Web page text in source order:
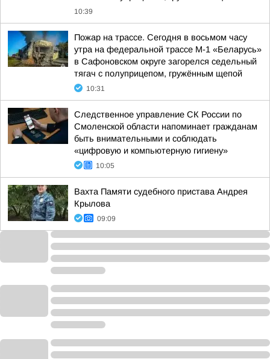
10:39
Пожар на трассе. Сегодня в восьмом часу
утра на федеральной трассе М-1 «Беларусь»
в Сафоновском округе загорелся седельный
тягач с полуприцепом, гружённым щепой
10:31
Следственное управление СК России по
Смоленской области напоминает гражданам
быть внимательными и соблюдать
«цифровую и компьютерную гигиену»
10:05
Вахта Памяти судебного пристава Андрея
Крылова
09:09